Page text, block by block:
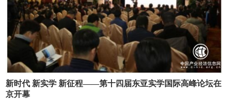
新时代 新实学 新征程——第十四届东亚实学国际高峰论坛在
京开幕